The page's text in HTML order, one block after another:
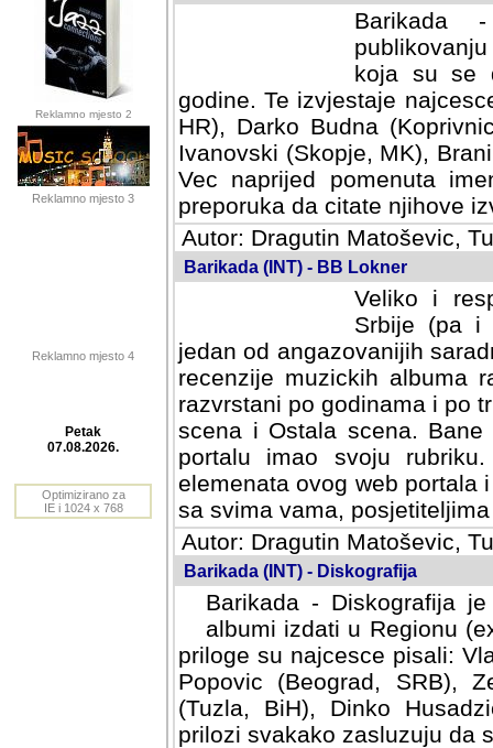
Reklamno mjesto 2
Reklamno mjesto 3
Reklamno mjesto 4
Barikada
koja su se
godine. Te izvjestaje
HR), Darko Budna
Ivanovski (Skopje, MK),
Vec naprijed pomenuta
preporuka da citate njihove
Autor: Dragutin Matoševic,
Barikada (INT) - BB Lokner
Veliko i
Srbije (pa i
jedan od angazovanijih
recenzije muzickih albuma
razvrstani po godinama i po
scena i Ostala scena.
portalu imao svoju
elemenata ovog web portala
sa svima vama,
Autor: Dragutin Matoševic,
Barikada (INT) - Diskografija
Barikada - Diskografija
albumi izdati u Regionu
priloge su najcesce pisali:
Popovic (Beograd, SRB),
(Tuzla, BiH), Dinko
prilozi svakako zasluzuju da